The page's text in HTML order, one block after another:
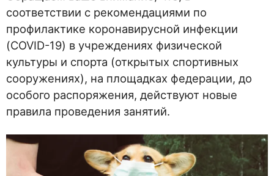
соответствии с рекомендациями по
профилактике коронавирусной инфекции
(COVID-19) в учреждениях физической
культуры и спорта (открытых спортивных
сооружениях), на площадках федерации, до
особого распоряжения, действуют новые
правила проведения занятий.